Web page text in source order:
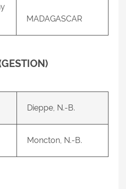
MADAGASCAR
Dieppe, N.-B.
Moncton, N.-B.